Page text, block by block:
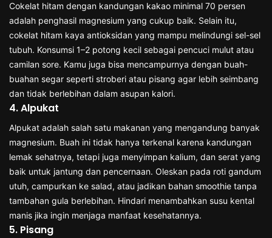
Cokelat hitam dengan kandungan kakao minimal 70 persen
adalah penghasil magnesium yang cukup baik. Selain itu,
cokelat hitam kaya antioksidan yang mampu melindungi sel-sel
tubuh. Konsumsi 1–2 potong kecil sebagai pencuci mulut atau
camilan sore. Kamu juga bisa mencampurnya dengan buah-
buahan segar seperti stroberi atau pisang agar lebih seimbang
dan tidak berlebihan dalam asupan kalori.
4. Alpukat
Alpukat adalah salah satu makanan yang mengandung banyak
magnesium. Buah ini tidak hanya terkenal karena kandungan
lemak sehatnya, tetapi juga menyimpan kalium, dan serat yang
baik untuk jantung dan pencernaan. Oleskan pada roti gandum
utuh, campurkan ke salad, atau jadikan bahan smoothie tanpa
tambahan gula berlebihan. Hindari menambahkan susu kental
manis jika ingin menjaga manfaat kesehatannya.
5. Pisang